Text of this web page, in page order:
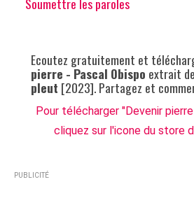
Ecoutez gratuitement et
pierre - Pascal Obispo extrait
pleut [2023]. Partagez et
Pour télécharger "Devenir
cliquez sur l'icone du store
PUBLICITÉ